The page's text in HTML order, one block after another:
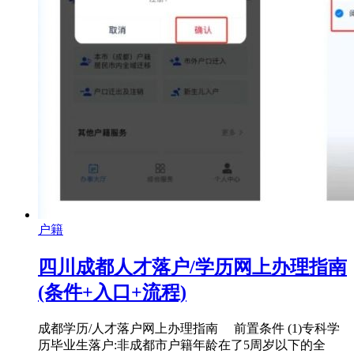
户籍
四川成都人才落户/学历网上办理指南
(条件+入口+流程)
成都学历/人才落户网上办理指南 前置条件 (1)专科学
历毕业生落户:非成都市户籍年龄在了5周岁以下的全